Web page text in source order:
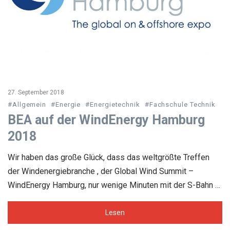
27. September 2018
#Allgemein #Energie #Energietechnik #Fachschule Technik
BEA auf der WindEnergy Hamburg
2018
Wir haben das große Glück, dass das weltgrößte Treffen
der Windenergiebranche , der Global Wind Summit –
WindEnergy Hamburg, nur wenige Minuten mit der S-Bahn …
Lesen